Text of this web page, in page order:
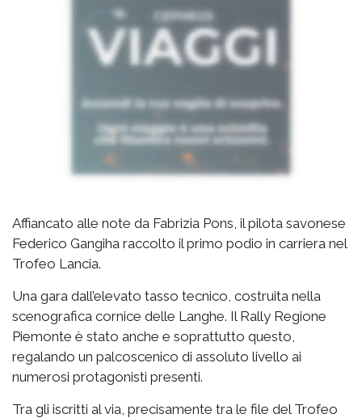
Affiancato alle note da Fabrizia Pons, il pilota savonese
Federico Gangiha raccolto il primo podio in carriera nel
Trofeo Lancia.
Una gara dall’elevato tasso tecnico, costruita nella
scenografica cornice delle Langhe. Il Rally Regione
Piemonte è stato anche e soprattutto questo,
regalando un palcoscenico di assoluto livello ai
numerosi protagonisti presenti.
Tra gli iscritti al via, precisamente tra le file del Trofeo